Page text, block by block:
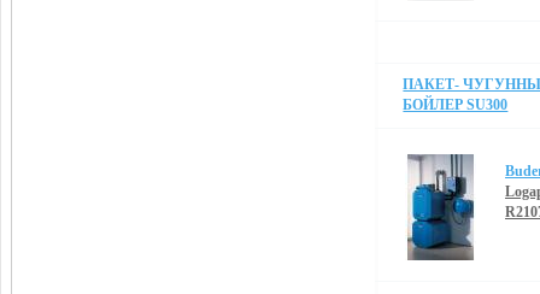
ПАКЕТ- ЧУГУННЫЙ
БОЙЛЕР SU300